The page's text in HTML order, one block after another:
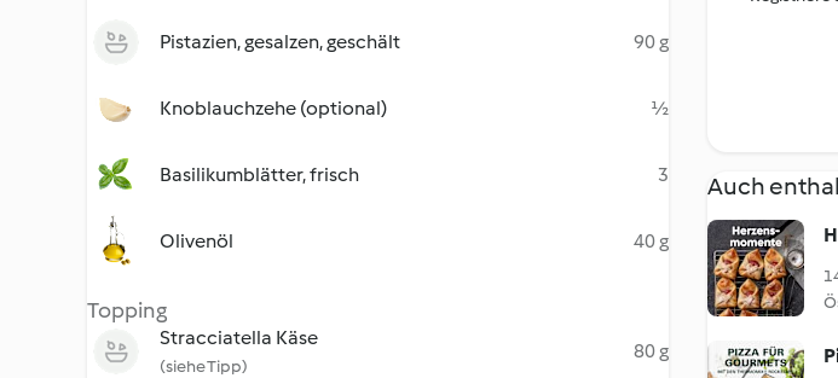
Pistazien, gesalzen, geschält 90 g
Knoblauchzehe (optional) ½
Basilikumblätter, frisch 3
Olivenöl 40 g
Topping
Stracciatella Käse
(siehe Tipp)
80 g
Auch